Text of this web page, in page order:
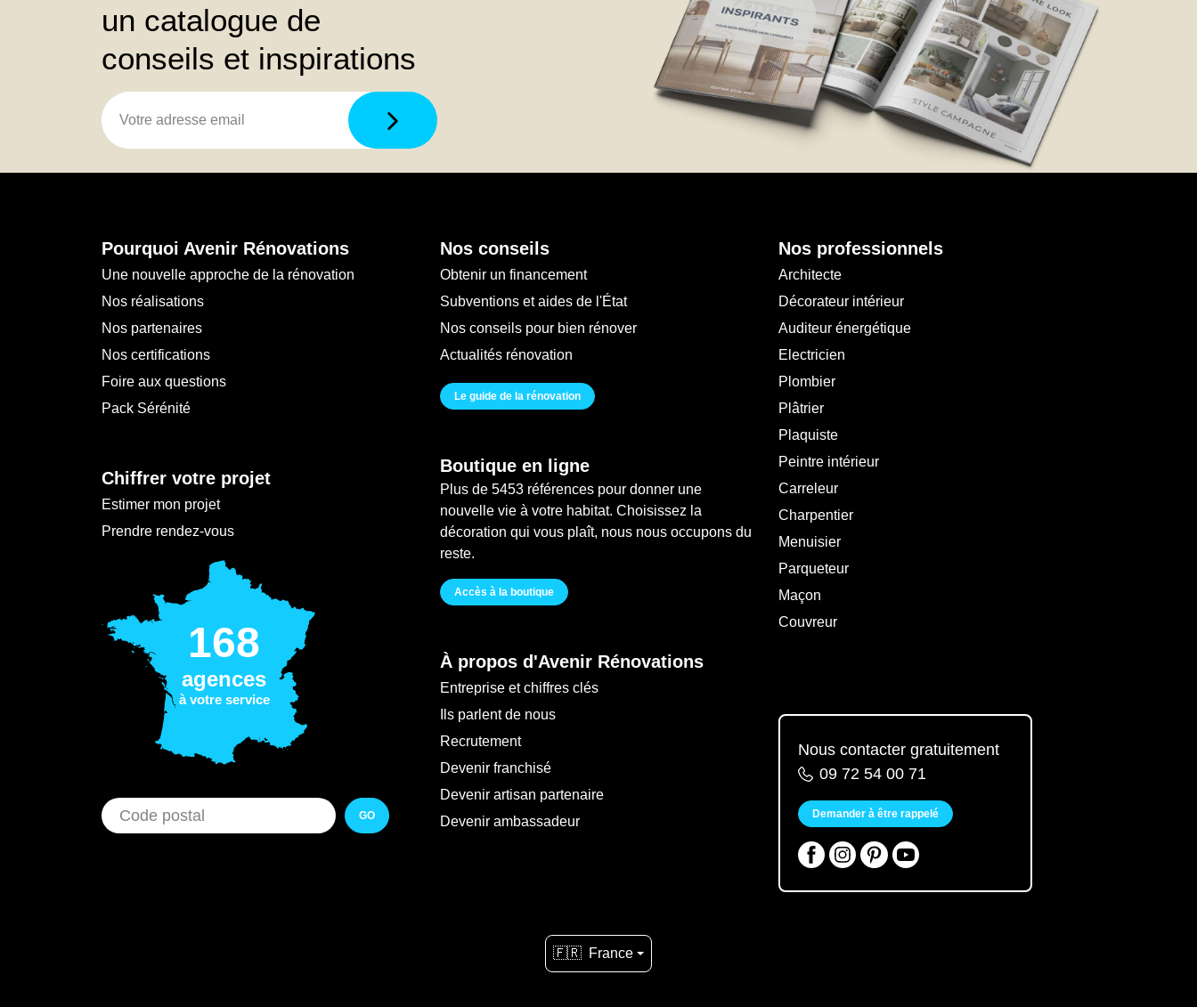
un catalogue de
conseils et inspirations
Pourquoi Avenir Rénovations
Une nouvelle approche de la rénovation
Nos réalisations
Nos partenaires
Nos certifications
Foire aux questions
Pack Sérénité
Chiffrer votre projet
Estimer mon projet
Prendre rendez-vous
168
agences
à votre service
GO
Nos conseils
Obtenir un financement
Subventions et aides de l'État
Nos conseils pour bien rénover
Actualités rénovation
Le guide de la rénovation
Boutique en ligne
Plus de 5453 références pour donner une
nouvelle vie à votre habitat. Choisissez la
décoration qui vous plaît, nous nous occupons du
reste.
Accès à la boutique
À propos d'Avenir Rénovations
Entreprise et chiffres clés
Ils parlent de nous
Recrutement
Devenir franchisé
Devenir artisan partenaire
Devenir ambassadeur
Nos professionnels
Architecte
Décorateur intérieur
Auditeur énergétique
Electricien
Plombier
Plâtrier
Plaquiste
Peintre intérieur
Carreleur
Charpentier
Menuisier
Parqueteur
Maçon
Couvreur
Nous contacter gratuitement
09 72 54 00 71
Demander à être rappelé
🇫🇷 France